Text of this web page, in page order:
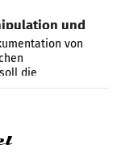
und
von
die
Manipulation und